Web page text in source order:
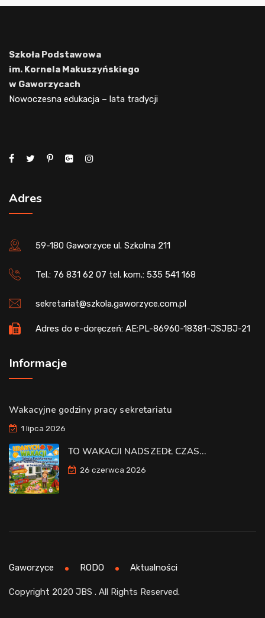
Szkoła Podstawowa
im. Kornela Makuszyńskiego
w Gaworzycach
Nowoczesna edukacja – lata tradycji
Adres
59-180 Gaworzyce ul. Szkolna 211
Tel.: 76 831 62 07 tel. kom.: 535 541 168
sekretariat@szkola.gaworzyce.com.pl
Adres do e-doręczeń: AE:PL-86960-18381-JSJBJ-21
Informacje
Wakacyjne godziny pracy sekretariatu
1 lipca 2026
TO WAKACJI NADSZEDŁ CZAS…
26 czerwca 2026
Copyright 2020 JBS . All Rights Reserved.
Gaworzyce RODO Aktualności